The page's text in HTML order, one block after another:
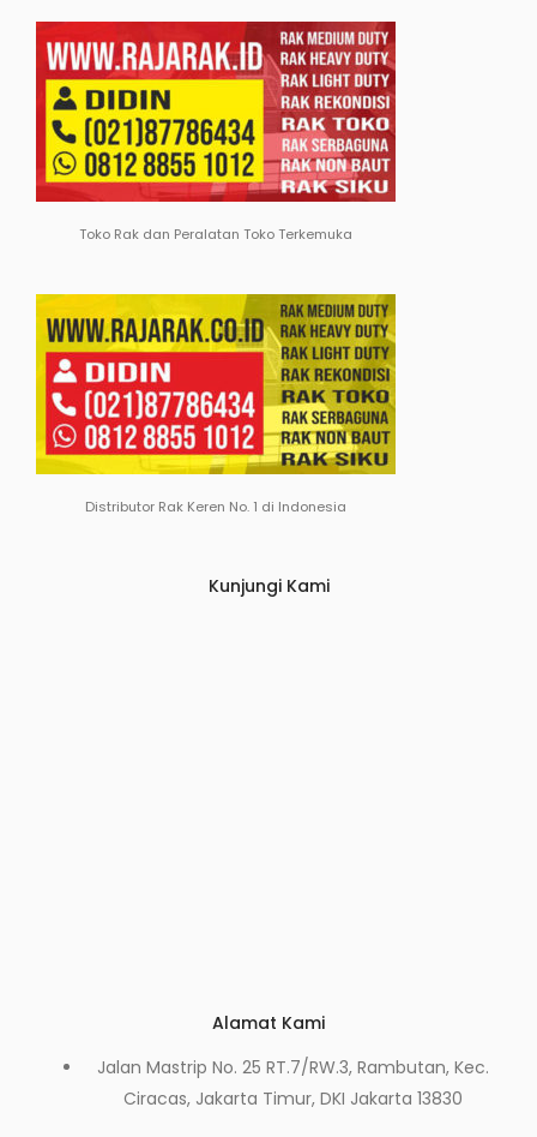
Toko Rak dan Peralatan Toko Terkemuka
Distributor Rak Keren No. 1 di Indonesia
Kunjungi Kami
Alamat Kami
Jalan Mastrip No. 25 RT.7/RW.3, Rambutan, Kec.
Ciracas, Jakarta Timur, DKI Jakarta 13830